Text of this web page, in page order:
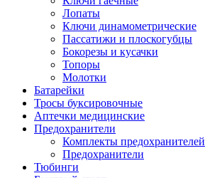
Лопаты
Ключи динамометрические
Пассатижи и плоскогубцы
Бокорезы и кусачки
Топоры
Молотки
Батарейки
Тросы буксировочные
Аптечки медицинские
Предохранители
Комплекты предохранителей
Предохранители
Тюбинги